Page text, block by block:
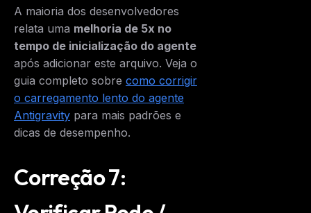
A maioria dos desenvolvedores
relata uma melhoria de 5x no
tempo de inicialização do agente
após adicionar este arquivo. Veja o
guia completo sobre como corrigir
o carregamento lento do agente
Antigravity para mais padrões e
dicas de desempenho.
Correção 7: